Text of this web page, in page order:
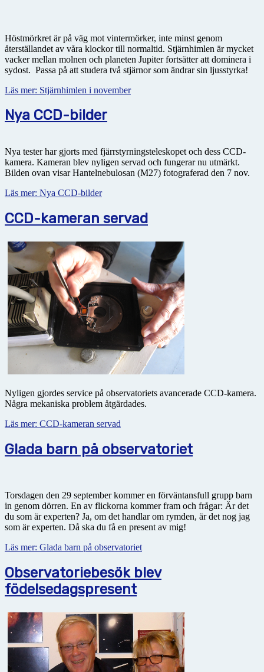
Höstmörkret är på väg mot vintermörker, inte minst genom
återställandet av våra klockor till normaltid. Stjärnhimlen är mycket
vacker mellan molnen och planeten Jupiter fortsätter att dominera i
sydost. Passa på att studera två stjärnor som ändrar sin ljusstyrka!
Läs mer: Stjärnhimlen i november
Nya CCD-bilder
Nya tester har gjorts med fjärrstyrningsteleskopet och dess CCD-
kamera. Kameran blev nyligen servad och fungerar nu utmärkt.
Bilden ovan visar Hantelnebulosan (M27) fotograferad den 7 nov.
Läs mer: Nya CCD-bilder
CCD-kameran servad
Nyligen gjordes service på observatoriets avancerade CCD-kamera.
Några mekaniska problem åtgärdades.
Läs mer: CCD-kameran servad
Glada barn på observatoriet
Torsdagen den 29 september kommer en förväntansfull grupp barn
in genom dörren. En av flickorna kommer fram och frågar: Är det
du som är experten? Ja, om det handlar om rymden, är det nog jag
som är experten. Då ska du få en present av mig!
Läs mer: Glada barn på observatoriet
Observatoriebesök blev
födelsedagspresent